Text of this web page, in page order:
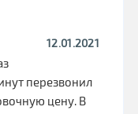
12.01.2021
перезвонил
цену. В